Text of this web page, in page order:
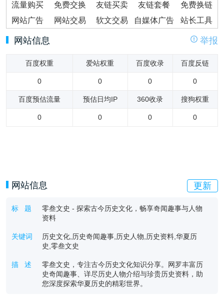
流量购买 免费交换 友链买卖 友链套餐
免费换链
网站广告
网站交易 软文交易 自媒体广告 站长工具
网站信息 举报
百度权重 爱站权重 百度收录 百度反链
0 0 0 0
百度预估流量 预估日均IP 360收录 搜狗权重
0 0 0 0
网站信息 更新
标 题
零叁文史 - 探索古今历史文化，畅享奇闻趣事与人物
资料
关键词
历史文化,历史奇闻趣事,历史人物,历史资料,华夏历
史,零叁文史
描 述
零叁文史，专注古今历史文化知识分享。网罗丰富历
史奇闻趣事、详尽历史人物介绍与珍贵历史资料，助
您深度探索华夏历史的精彩世界。